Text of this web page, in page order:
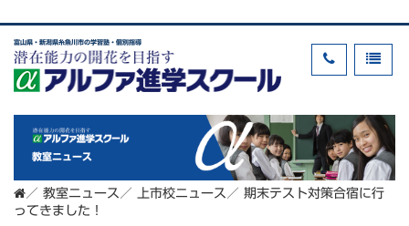
富山県・新潟県糸魚川市の学習塾・個別指導
教室ニュース
／ 教室ニュース ／ 上市校ニュース ／ 期末テスト対策合宿に行
ってきました！